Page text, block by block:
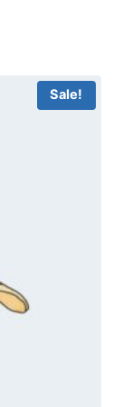
Sale!